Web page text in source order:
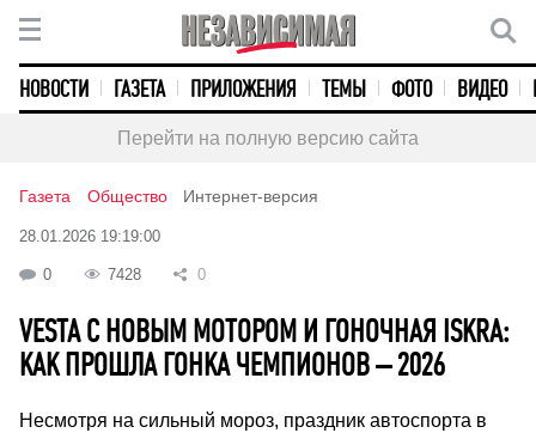
НОВОСТИ ГАЗЕТА ПРИЛОЖЕНИЯ ТЕМЫ ФОТО ВИДЕО
Перейти на полную версию сайта
Газета Общество Интернет-версия
28.01.2026 19:19:00
0 7428 0
VESTA С НОВЫМ МОТОРОМ И ГОНОЧНАЯ ISKRA:
КАК ПРОШЛА ГОНКА ЧЕМПИОНОВ – 2026
Несмотря на сильный мороз, праздник автоспорта в